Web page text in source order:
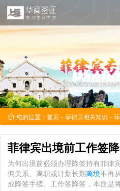
您的位置： 首页 - 菲律宾相关知识 -
菲律宾出境前工作签降
为何出境前必须办理降签持有菲律
佣关系、离职或计划长期离境不再
成降签手续。工作签降签，本质是